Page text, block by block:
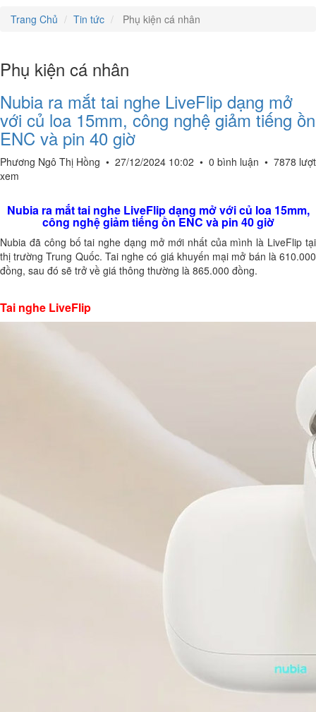
Trang Chủ
Tin tức Phụ kiện cá nhân
Phụ kiện cá nhân
Nubia ra mắt tai nghe LiveFlip dạng mở
với củ loa 15mm, công nghệ giảm tiếng ồn
ENC và pin 40 giờ
Phương Ngô Thị Hồng • 27/12/2024 10:02 • 0 bình luận • 7878 lượt
xem
Nubia ra mắt tai nghe LiveFlip dạng mở với củ loa 15mm,
công nghệ giảm tiếng ồn ENC và pin 40 giờ
Nubia đã công bố tai nghe dạng mở mới nhất của mình là LiveFlip tại
thị trường Trung Quốc. Tai nghe có giá khuyến mại mở bán là 610.000
đồng, sau đó sẽ trở về giá thông thường là 865.000 đồng.
Tai nghe LiveFlip